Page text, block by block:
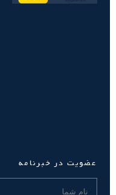
عضویت در خبرنامه